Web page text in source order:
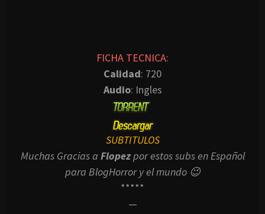
FICHA TECNICA:
Calidad: 720
Audio: Ingles
SUBTITULOS
Muchas Gracias a Flopezpor estos subs en Español
para BlogHorror y el mundo 😉
*****
—